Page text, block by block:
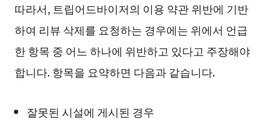
따라서, 트립어드바이저의 이용 약관 위반에 기반
하여 리뷰 삭제를 요청하는 경우에는 위에서 언급
한 항목 중 어느 하나에 위반하고 있다고 주장해야
합니다. 항목을 요약하면 다음과 같습니다.
잘못된 시설에 게시된 경우